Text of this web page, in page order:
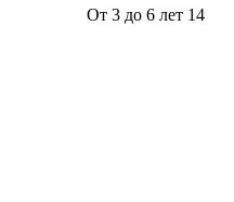
От 3 до 6 лет 14